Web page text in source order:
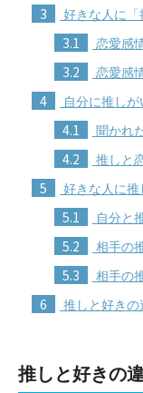
3 好きな人に「
3.1 恋愛感
3.2 恋愛感
4 自分に推し
4.1 聞かれ
4.2 推しと
5 好きな人に
5.1 自分と
5.2 相手の
5.3 相手の
6 推しと好き
推しと好きの